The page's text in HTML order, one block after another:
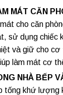
MÁT CĂN
cho căn
sử dụng chiếc
và giữ cho
làm mát cơ
NHÀ BẾP
khứ lượng